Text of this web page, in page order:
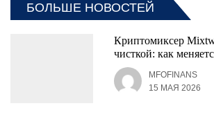
БОЛЬШЕ НОВОСТЕЙ
Криптомиксер
чисткой: как
MFOFINANS
15 МАЯ 2026